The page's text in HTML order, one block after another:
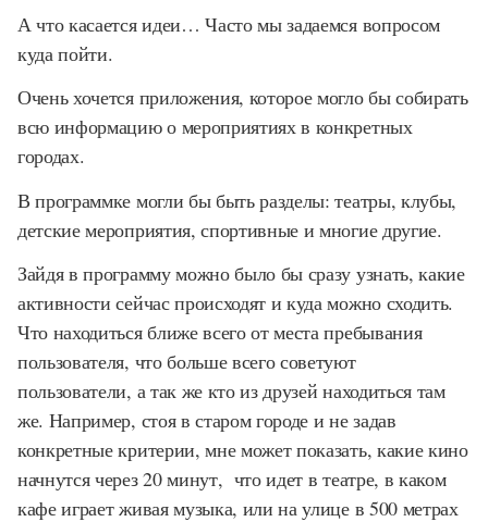
А что касается идеи… Часто мы задаемся вопросом
куда пойти.
Очень хочется приложения, которое могло бы собирать
всю информацию о мероприятиях в конкретных
городах.
В программке могли бы быть разделы: театры, клубы,
детские мероприятия, спортивные и многие другие.
Зайдя в программу можно было бы сразу узнать, какие
активности сейчас происходят и куда можно сходить.
Что находиться ближе всего от места пребывания
пользователя, что больше всего советуют
пользователи, а так же кто из друзей находиться там
же. Например, стоя в старом городе и не задав
конкретные критерии, мне может показать, какие кино
начнутся через 20 минут, что идет в театре, в каком
кафе играет живая музыка, или на улице в 500 метрах